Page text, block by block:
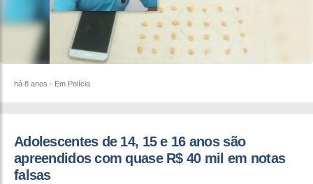
há 8 anos - Em Polícia
Adolescentes de 14, 15 e 16 anos são
apreendidos com quase R$ 40 mil em notas
falsas